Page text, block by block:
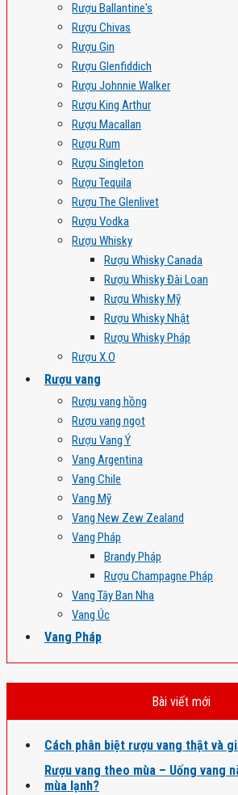
Rượu Ballantine's
Rượu Chivas
Rượu Gin
Rượu Glenfiddich
Rượu Johnnie Walker
Rượu King Arthur
Rượu Macallan
Rượu Rum
Rượu Singleton
Rượu Tequila
Rượu The Glenlivet
Rượu Vodka
Rượu Whisky
Rượu Whisky Canada
Rượu Whisky Đài Loan
Rượu Whisky Mỹ
Rượu Whisky Nhật
Rượu Whisky Pháp
Rượu X.O
Rượu vang
Rượu vang hồng
Rượu vang ngọt
Rượu Vang Ý
Vang Argentina
Vang Chile
Vang Mỹ
Vang New Zew Zealand
Vang Pháp
Brandy Pháp
Rượu Champagne Pháp
Vang Tây Ban Nha
Vang Úc
Vang Pháp
Bài viết mới
Cách phân biệt rượu vang thật và
Rượu vang theo mùa – Uống vang
mùa lạnh?